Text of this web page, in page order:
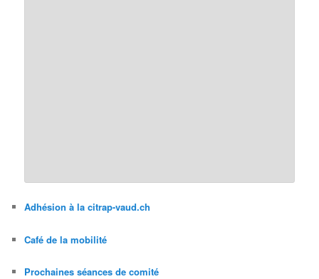
Adhésion à la citrap-vaud.ch
Café de la mobilité
Prochaines séances de comité